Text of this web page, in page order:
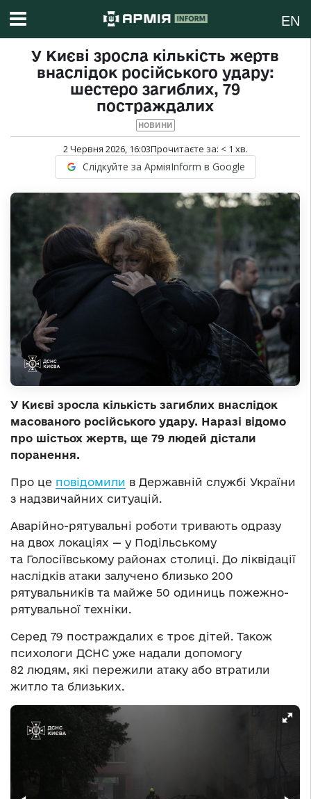
EN
У Києві зросла кількість жертв
внаслідок російського удару:
шестеро загиблих, 79
постраждалих
НОВИНИ
2 Червня 2026, 16:03Прочитаєте за: < 1 хв.
Слідкуйте за АрміяInform в Google
У Києві зросла кількість загиблих внаслідок
масованого російського удару. Наразі відомо
про шістьох жертв, ще 79 людей дістали
поранення.
Про це повідомили в Державній службі України
з надзвичайних ситуацій.
Аварійно-рятувальні роботи тривають одразу
на двох локаціях — у Подільському
та Голосіївському районах столиці. До ліквідації
наслідків атаки залучено близько 200
рятувальників та майже 50 одиниць пожежно-
рятувальної техніки.
Серед 79 постраждалих є троє дітей. Також
психологи ДСНС уже надали допомогу
82 людям, які пережили атаку або втратили
житло та близьких.